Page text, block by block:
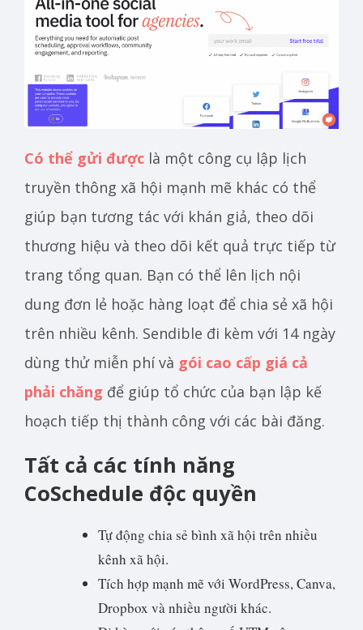
Có thể gửi được là một công cụ lập lịch
truyền thông xã hội mạnh mẽ khác có thể
giúp bạn tương tác với khán giả, theo dõi
thương hiệu và theo dõi kết quả trực tiếp từ
trang tổng quan. Bạn có thể lên lịch nội
dung đơn lẻ hoặc hàng loạt để chia sẻ xã hội
trên nhiều kênh. Sendible đi kèm với 14 ngày
dùng thử miễn phí và gói cao cấp giá cả
phải chăng để giúp tổ chức của bạn lập kế
hoạch tiếp thị thành công với các bài đăng.
Tất cả các tính năng
CoSchedule độc quyền
Tự động chia sẻ bình xã hội trên nhiều
kênh xã hội.
Tích hợp mạnh mẽ với WordPress, Canva,
Dropbox và nhiều người khác.